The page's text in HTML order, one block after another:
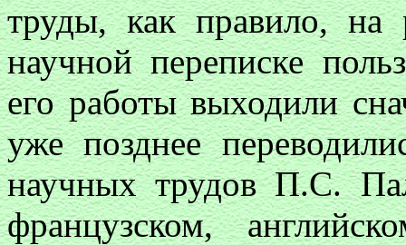
труды, как правило,
научной переписке
его работы выходили
уже позднее
научных трудов П.С.
французском,